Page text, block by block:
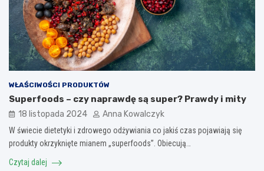
WŁAŚCIWOŚCI PRODUKTÓW
Superfoods – czy naprawdę są super? Prawdy i mity
18 listopada 2024 Anna Kowalczyk
W świecie dietetyki i zdrowego odżywiania co jakiś czas pojawiają się
produkty okrzyknięte mianem „superfoods”. Obiecują…
Czytaj dalej